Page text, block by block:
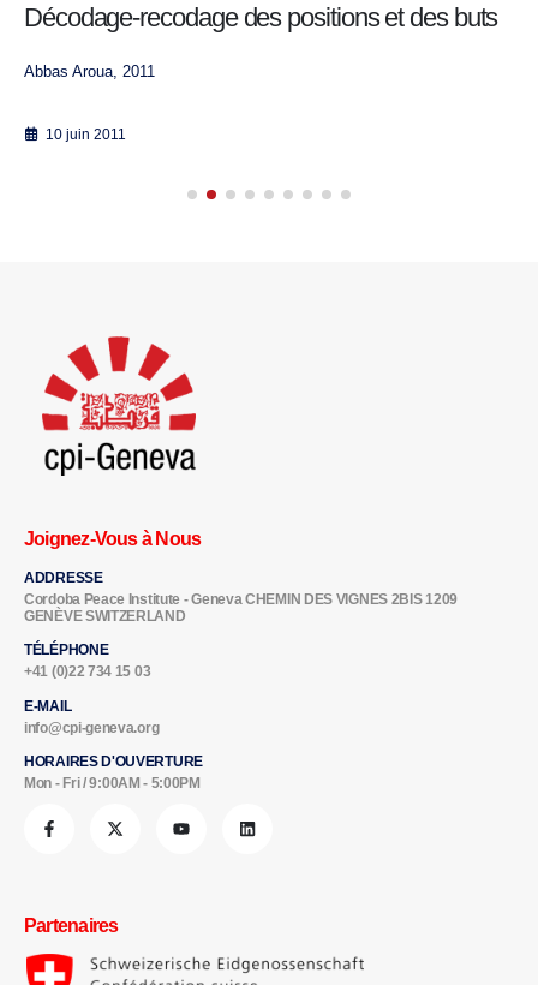
Décodage-recodage des positions et des buts
Abbas Aroua, 2011
10 juin 2011
Joignez-Vous à Nous
ADDRESSE
Cordoba Peace Institute - Geneva CHEMIN DES VIGNES 2BIS 1209
GENÈVE SWITZERLAND
TÉLÉPHONE
+41 (0)22 734 15 03
E-MAIL
info@cpi-geneva.org
HORAIRES D'OUVERTURE
Mon - Fri / 9:00AM - 5:00PM
Partenaires